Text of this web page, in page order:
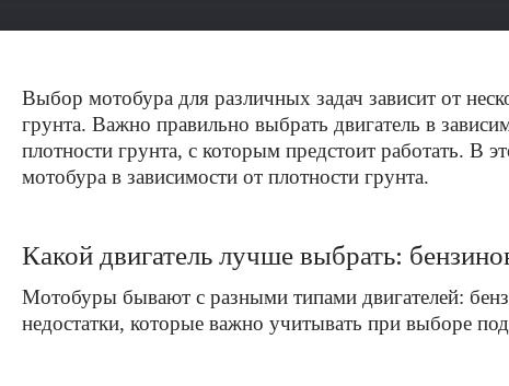
Выбор мотобура для различных задач зависит от
грунта. Важно правильно выбрать двигатель в
плотности грунта, с которым предстоит работать. В
мотобура в зависимости от плотности грунта.
Какой двигатель лучше выбрать:
Мотобуры бывают с разными типами двигателей:
недостатки, которые важно учитывать при выборе